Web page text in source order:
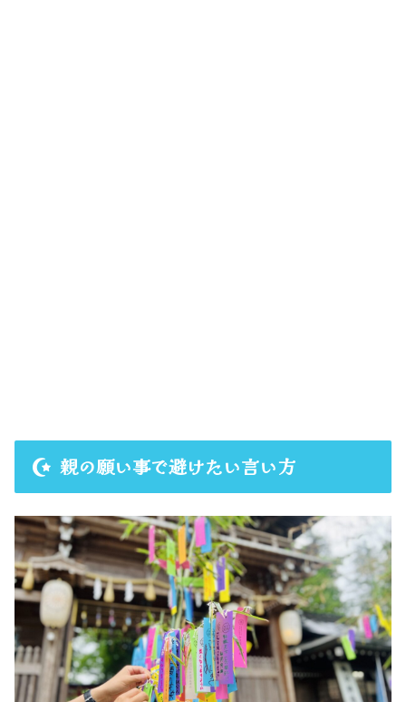
親の願い事で避けたい言い方